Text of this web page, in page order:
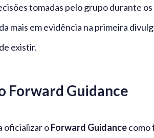
tomadas pelo grupo durante
mais em evidência na primeira
existir.
Forward Guidance
oficializar oForward Guidancecomo